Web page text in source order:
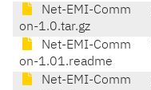
Net-EMI-Comm
on-1.0.tar.gz
Net-EMI-Comm
on-1.01.readme
Net-EMI-Comm